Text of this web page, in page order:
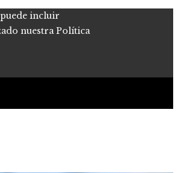
incluir
nuestra Política